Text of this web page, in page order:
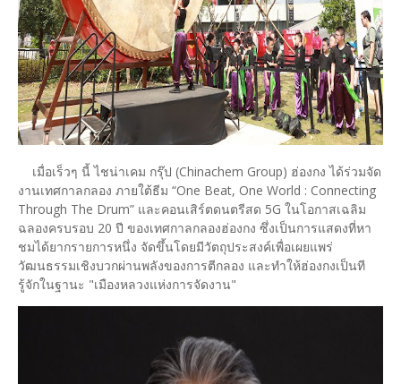
เมื่อเร็วๆ นี้ ไชน่าเคม กรุ๊ป (Chinachem Group) ฮ่องกง ได้ร่วมจัด
งานเทศกาลกลอง ภายใต้ธีม “One Beat, One World : Connecting
Through The Drum” และคอนเสิร์ตดนตรีสด 5G ในโอกาสเฉลิม
ฉลองครบรอบ 20 ปี ของเทศกาลกลองฮ่องกง ซึ่งเป็นการแสดงที่หา
ชมได้ยากรายการหนึ่ง จัดขึ้นโดยมีวัตถุประสงค์เพื่อเผยแพร่
วัฒนธรรมเชิงบวกผ่านพลังของการตีกลอง และทำให้ฮ่องกงเป็นที
รู้จักในฐานะ "เมืองหลวงแห่งการจัดงาน"